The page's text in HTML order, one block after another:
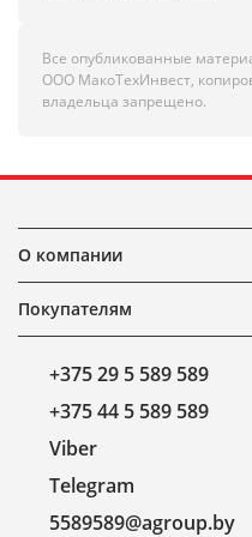
Все опубликованные
ООО МакоТехИнвест,
владельца запрещено.
О компании
Покупателям
+375 29 5 589 589
+375 44 5 589 589
Viber
Telegram
5589589@agroup.by